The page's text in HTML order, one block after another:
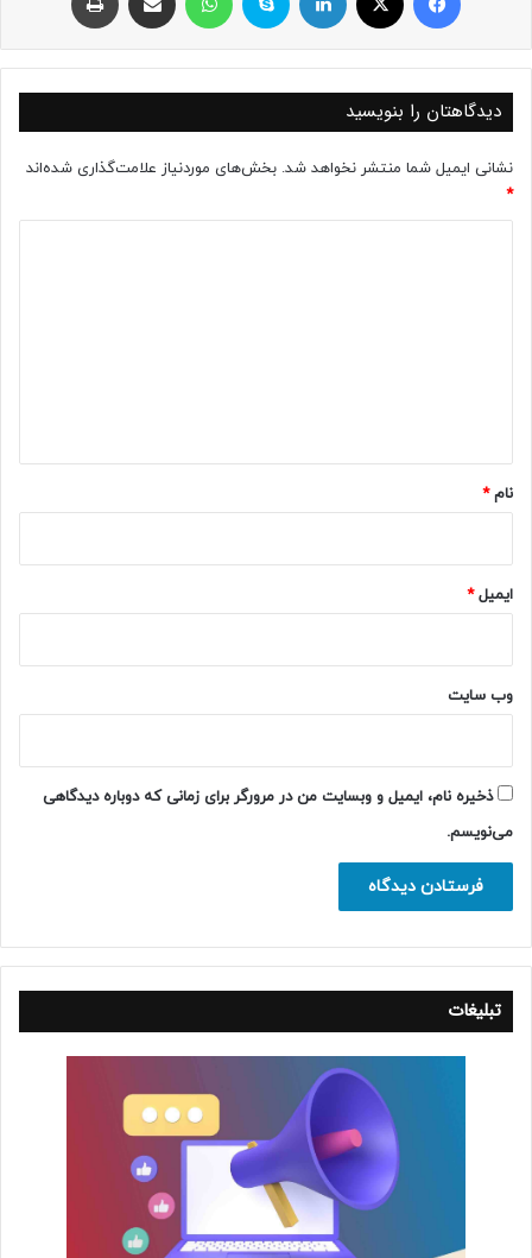
دیدگاهتان را بنویسید
نشانی ایمیل شما منتشر نخواهد شد. بخش‌های موردنیاز علامت‌گذاری شده‌اند
*
نام*
ایمیل*
وب‌ سایت
ذخیره نام، ایمیل و وبسایت من در مرورگر برای زمانی که دوباره دیدگاهی
می‌نویسم.
تبلیغات